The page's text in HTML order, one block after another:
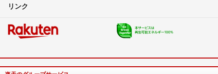
リンク